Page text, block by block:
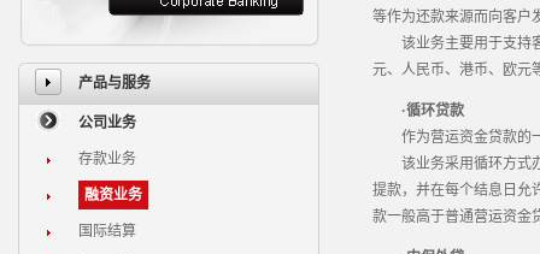
产品与服务
公司业务
存款业务
融资业务
国际结算
等作为还款来源而向客户
该业务主要用于支持客
元、人民币、港币、欧元
·循环贷款
作为营运资金贷款的一
该业务采用循环方式办
提款，并在每个结息日允
款一般高于普通营运资金